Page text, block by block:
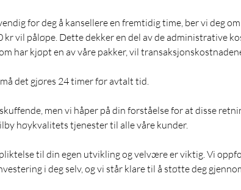
for deg å kansellere en fremtidig time, ber vi deg om
kr vil påløpe. Dette dekker en del av de administrative
har kjøpt en av våre pakker, vil
det gjøres 24 timer før avtalt tid.
men vi håper på din forståelse for at disse
høykvalitets tjenester til alle våre kunder.
til din egen utvikling og velvære er viktig. Vi
i deg selv, og vi står klare til å støtte deg